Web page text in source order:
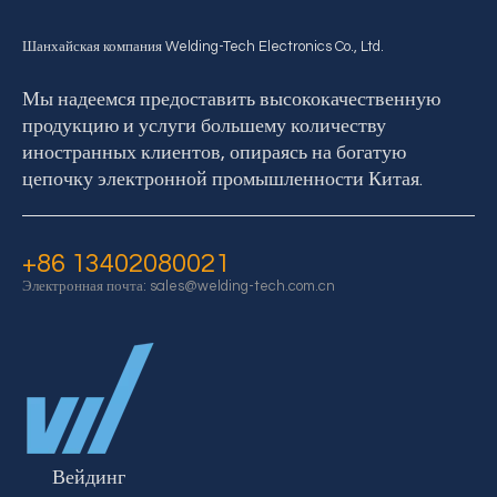
Ищете простой способ расширить свой дом?Позвольте нашим
Шанхайская компания Welding-Tech Electronics Co., Ltd.
Мы надеемся предоставить высококачественную
продукцию и услуги большему количеству
иностранных клиентов, опираясь на богатую
цепочку электронной промышленности Китая.
+86 13402080021
Электронная почта: sales@welding-tech.com.cn
Вейдинг